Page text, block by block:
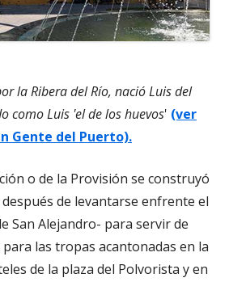
la Ribera del Río, nació Luis del
como Luis 'el de los huevos' (ver
Gente del Puerto).
o de la Provisión se construyó
de levantarse enfrente el
San Alejandro- para servir de
las tropas acantonadas en la
de la plaza del Polvorista y en